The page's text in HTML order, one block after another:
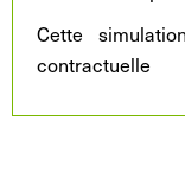
Cette
contractuelle